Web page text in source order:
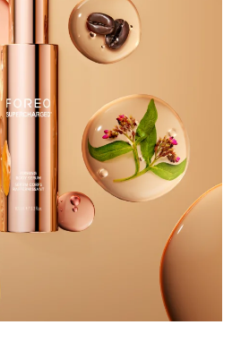
Tahmini teslim tarihi
Tahmini teslim tarihi
Tahmini teslim tarihi 8/8/26
Tahmini teslim tarihi8/9/26
Tahmini teslim tarihi 8/13/26
8/14/26